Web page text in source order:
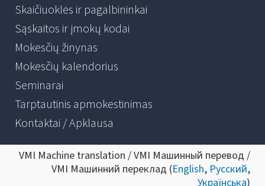
Skaičiuoklės ir pagalbininkai
Sąskaitos ir įmokų kodai
Mokesčių žinynas
Mokesčių kalendorius
Seminarai
Tarptautinis apmokestinimas
Kontaktai / Apklausa
VMI Machine translation / VMI Машинный перевод /
VMI Машинний переклад (English, Русский,
Українська)